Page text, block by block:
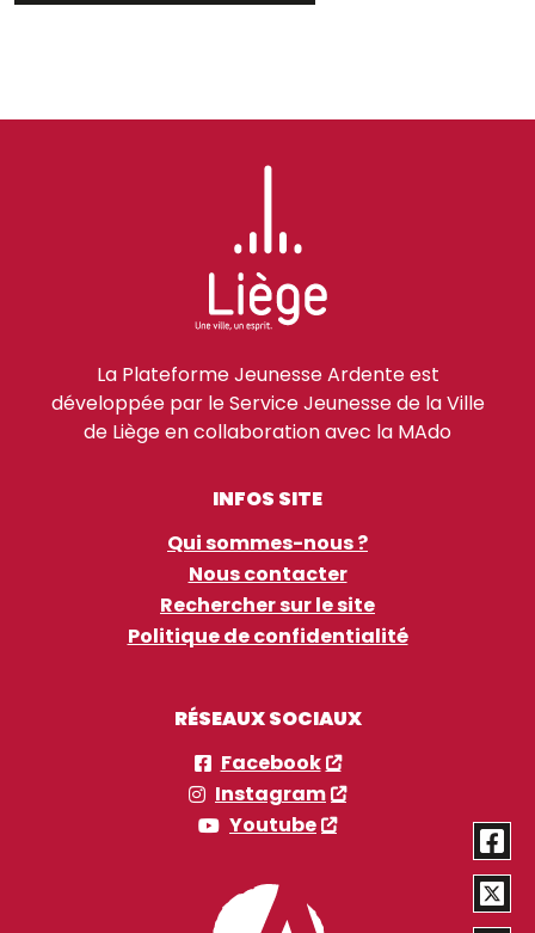
La Plateforme Jeunesse Ardente est
développée par le Service Jeunesse de la Ville
de Liège en collaboration avec la MAdo
INFOS SITE
Qui sommes-nous ?
Nous contacter
Rechercher sur le site
Politique de confidentialité
RÉSEAUX SOCIAUX
Facebook
Instagram
Youtube